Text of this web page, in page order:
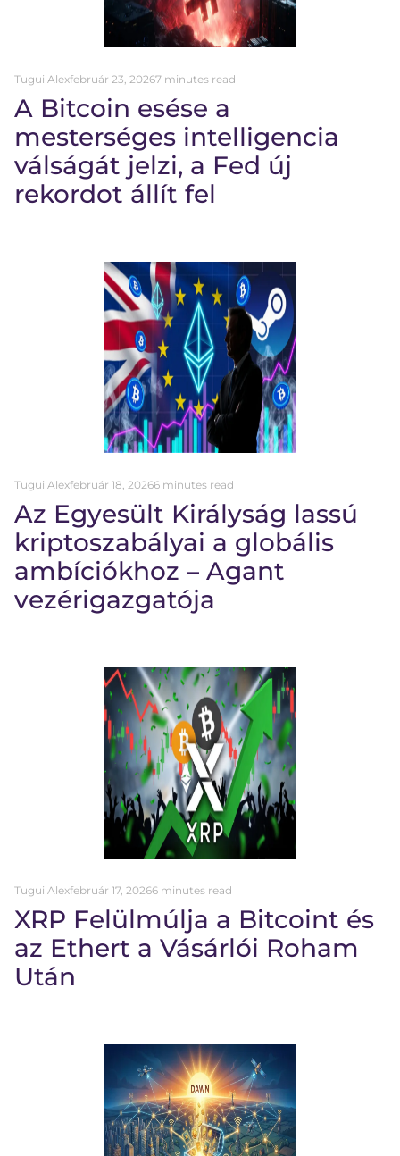
Tugui Alexfebruár 23, 20267 minutes read
A Bitcoin esése a
mesterséges intelligencia
válságát jelzi, a Fed új
rekordot állít fel
Tugui Alexfebruár 18, 20266 minutes read
Az Egyesült Királyság lassú
kriptoszabályai a globális
ambíciókhoz – Agant
vezérigazgatója
Tugui Alexfebruár 17, 20266 minutes read
XRP Felülmúlja a Bitcoint és
az Ethert a Vásárlói Roham
Után